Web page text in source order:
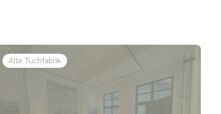
Alte Tuchfabrik